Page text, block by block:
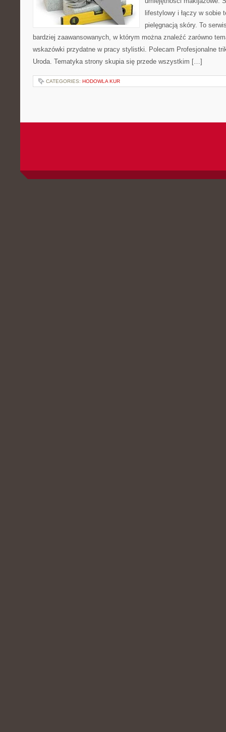
lifestylowy i łączy w sobie
pielęgnacją skóry. To
bardziej zaawansowanych, w którym można znaleźć zarówno
wskazówki przydatne w pracy stylistki. Polecam Profesjonalne
Uroda. Tematyka strony skupia się przede wszystkim […]
CATEGORIES: HODOWLA KUR